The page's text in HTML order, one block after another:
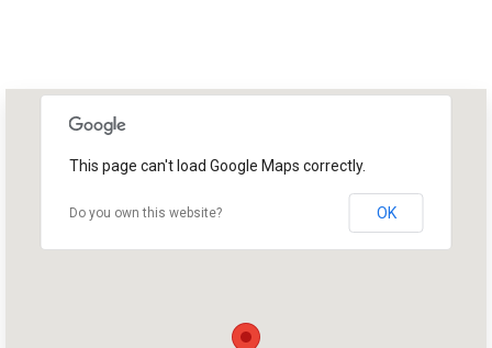
This page can't load Google Maps correctly.
Do you own this website? OK